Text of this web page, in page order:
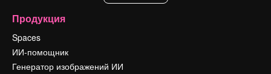
Продукция
Spaces
ИИ-помощник
Генератор изображений ИИ